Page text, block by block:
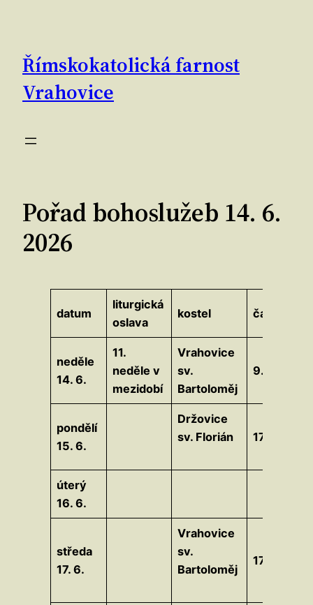
Římskokatolická farnost
Vrahovice
Pořad bohoslužeb 14. 6.
2026
datum
liturgická
oslava
kostel čas
neděle
14. 6.
11.
neděle v
mezidobí
Vrahovice
sv.
Bartoloměj
9.15
pondělí
15. 6.
Držovice
sv. Florián
17.30
úterý
16. 6.
středa
17. 6.
Vrahovice
sv.
Bartoloměj
17.30